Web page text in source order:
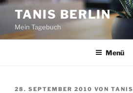
Zum
Inhalt
springen
TANIS BERLIN
Mein Tagebuch
Menü
VERÖFFENTLICHT
28. SEPTEMBER 2010 VON TANIS